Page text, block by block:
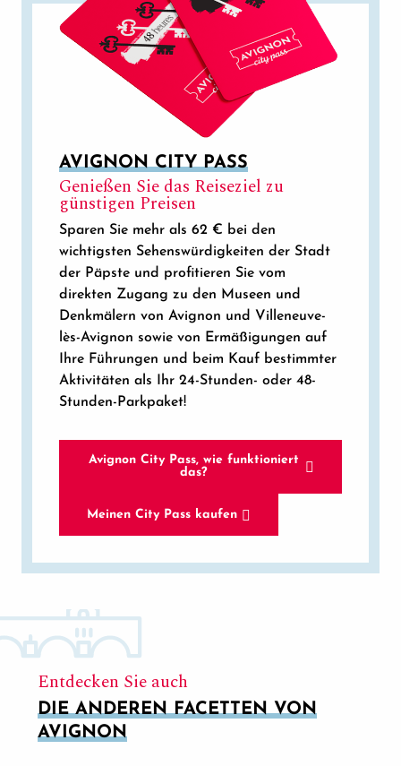
AVIGNON CITY PASS
Genießen Sie das Reiseziel zu
günstigen Preisen
Sparen Sie mehr als 62 € bei den
wichtigsten Sehenswürdigkeiten der Stadt
der Päpste und profitieren Sie vom
direkten Zugang zu den Museen und
Denkmälern von Avignon und Villeneuve-
lès-Avignon sowie von Ermäßigungen auf
Ihre Führungen und beim Kauf bestimmter
Aktivitäten als Ihr 24-Stunden- oder 48-
Stunden-Parkpaket!
Avignon City Pass, wie funktioniert
das?
Meinen City Pass kaufen
Entdecken Sie auch
DIE ANDEREN FACETTEN VON
AVIGNON